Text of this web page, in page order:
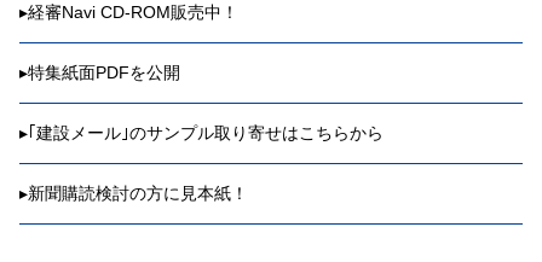
▸経審Navi CD-ROM販売中！
▸特集紙面PDFを公開
▸｢建設メール｣のサンプル取り寄せはこちらから
▸新聞購読検討の方に見本紙！